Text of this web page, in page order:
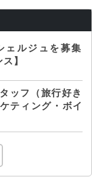
ェルジュを募集
】
ッフ（旅行好き
ティング・ボイ